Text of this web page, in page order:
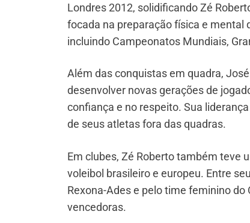
Londres 2012, solidificando Zé
focada na preparação física e mental
incluindo Campeonatos Mundiais,
Além das conquistas em quadra,
desenvolver novas gerações de
confiança e no respeito. Sua
de seus atletas fora das quadras.
Em clubes, Zé Roberto também teve
voleibol brasileiro e europeu. Entre
Rexona-Ades e pelo time feminino
vencedoras.